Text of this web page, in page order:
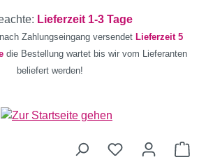
Lieferzeit 1-3 Tage
Zahlungseingang versendet Lieferzeit 5
die Bestellung wartet bis wir vom Lieferanten
beliefert werden!